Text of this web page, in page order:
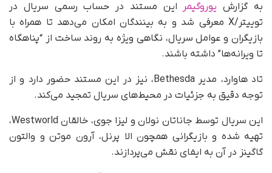
به گزارش یوروگیمر
این مستند در حساب رسمی سریال در
توییتر/X معرفی شد و به بینندگان امکان می‌دهد تا همراه با
بازیگران و عوامل سریال، نگاهی ویژه به روند ساخت از “پناهگاه
تا ویرانه‌ها” داشته باشند.
تاد هاوارد، مدیر Bethesda، نیز در این مستند حضور دارد و از
توجه دقیق به جزئیات در محیط‌های سریال تمجید می‌کند.
این سریال توسط جاناتان نولان و لیزا جوی، خالقان Westworld،
تهیه شده و بازیگرانی همچون الا پرنل، آرون موتن و والتون
گاگینز در آن به ایفای نقش می‌پردازند.